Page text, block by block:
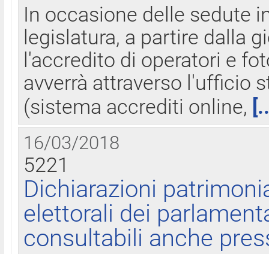
In occasione delle sedute
legislatura, a partire dalla
l'accredito di operatori e
avverrà attraverso l'ufficio
(sistema accrediti online,
16/03/2018
5221
Dichiarazioni
elettorali dei
consultabili anche